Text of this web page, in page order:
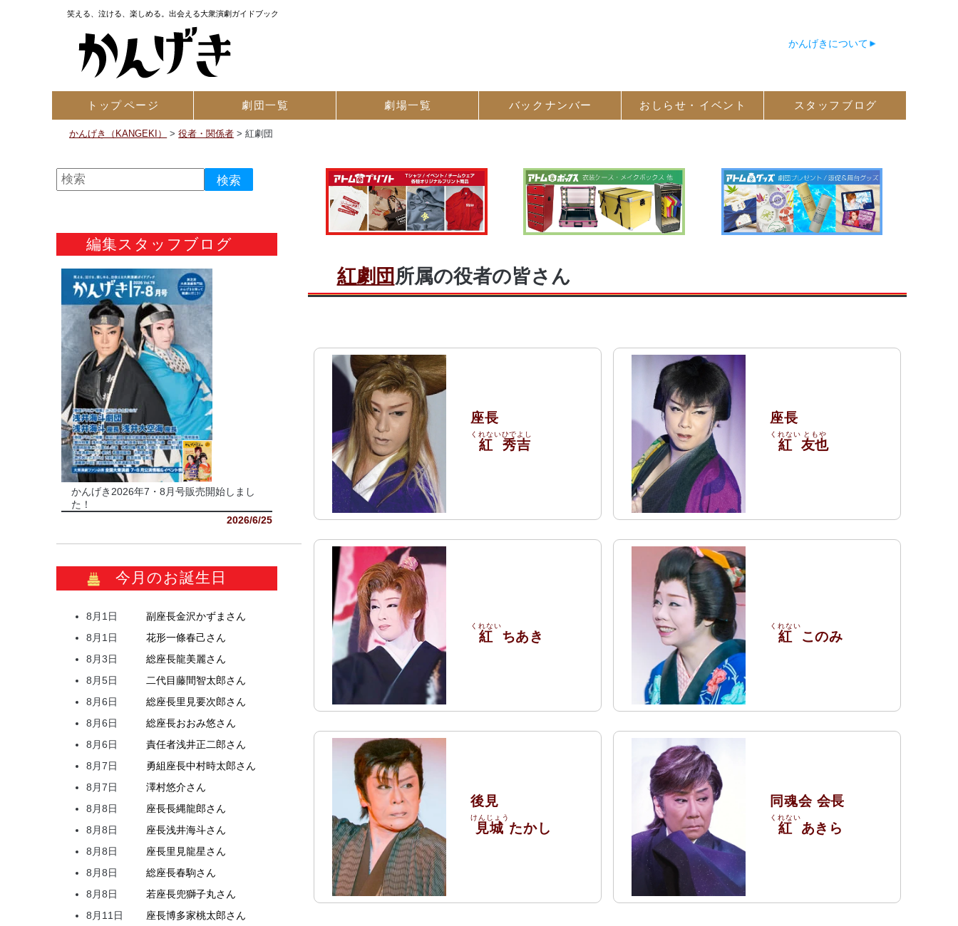
笑える、泣ける、楽しめる。出会える大衆演劇ガイドブック
かんげきについて
トップページ 劇団一覧 劇場一覧 バック ナンバー おしらせ・ イベント スタッフ ブログ
かんげき（KANGEKI） >役者・関係者 >紅劇団
紅劇団 所属の役者の皆さん
座長
紅
秀吉
座長
紅
友也
紅 ちあき 紅 このみ
後見
見城 たかし
同魂会 会長
紅
あきら
編集スタッフブログ
かんげき2026年7・8月号販売開始しまし
た！
2026/6/25
今月のお誕生日
8月1日 副座長金沢かずま さん
8月1日
花形一條春己さん
8月3日
総座長龍美麗さん
8月5日
二代目藤間智太郎さん
8月6日
総座長里見要次郎さん
8月6日
総座長おおみ悠さん
8月6日
責任者浅井正二郎さん
8月7日
勇組座長中村時太郎さん
8月7日
澤村悠介さん
8月8日
座長長縄龍郎さん
8月8日
座長浅井海斗さん
8月8日
座長里見龍星さん
8月8日
総座長春駒さん
8月8日
若座長兜獅子丸さん
8月11日
座長博多家桃太郎さん